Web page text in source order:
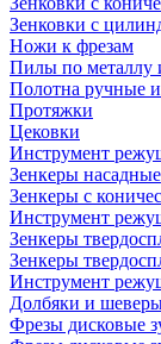
Зенковки с
Ножи к фрезам
Пилы по металлу
Полотна ручные
Протяжки
Цековки
Инструмент
Зенкеры насадные
Зенкеры с
Инструмент
Зенкеры
Зенкеры
Инструмент
Долбяки и
Фрезы дисковые